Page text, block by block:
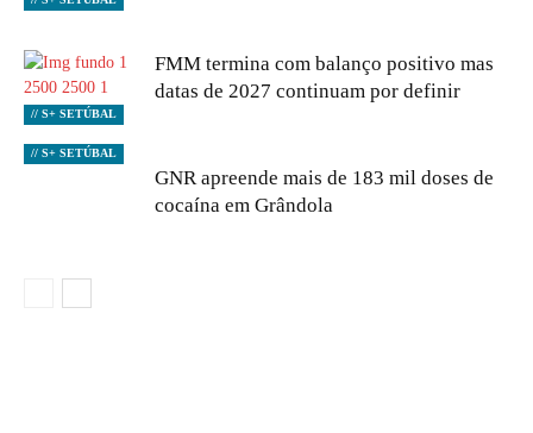
// S+ SETÚBAL
FMM termina com balanço positivo mas
datas de 2027 continuam por definir
// S+ SETÚBAL
GNR apreende mais de 183 mil doses de
cocaína em Grândola